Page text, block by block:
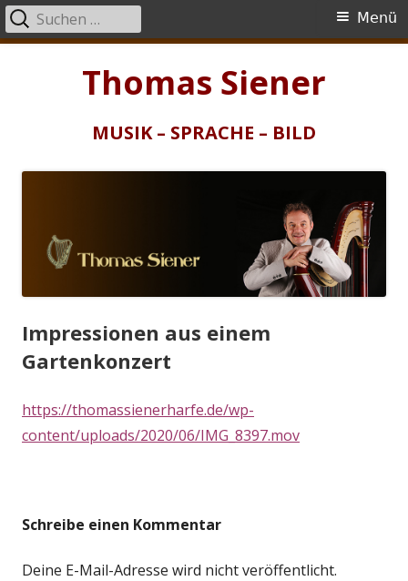
Thomas Siener
MUSIK – SPRACHE – BILD
Primäres
Menü
Suchen
nach:
Impressionen aus einem
Gartenkonzert
https://thomassienerharfe.de/wp-
content/uploads/2020/06/IMG_8397.mov
Schreibe einen Kommentar
Deine E-Mail-Adresse wird nicht veröffentlicht.